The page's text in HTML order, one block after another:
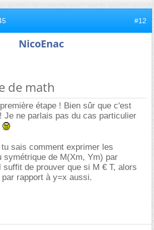
#12
NicoEnac
de math
étape ! Bien sûr que c'est
Je ne parlais pas du cas particulier
sais comment exprimer les
symétrique de M(Xm, Ym) par
suffit de prouver que si M € T, alors
rapport à y=x aussi.